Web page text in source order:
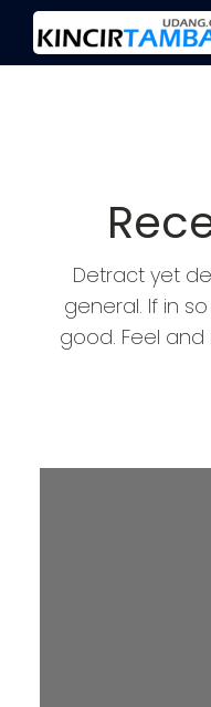
Detract yet
general. If in
good. Feel